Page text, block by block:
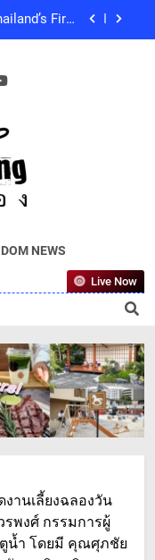
รณ์คลับ เขา
ใหญ่
First
ะกรุณาธิคุณ
าภา นเรนทิ
ดล้อมที่ยั่งยืน
ขกับ Chang
10’ เทศกาล
ดและสบาย
รณ์คลับ เขา
First
ยกระดับ
จเนอเรชัน
าภา นเรนทิ
หาวัชรราช
ธิดา เป็นล้นพ้น
อาหารรักษ์
“EcoRevo”
ดล้อมที่ยั่งยืน
NEWS
Live Now
านเลี้ยงฉลองวัน
พงศ์ กรรมการผู้
ตูน้ำ โดยมี คุณศุภชัย